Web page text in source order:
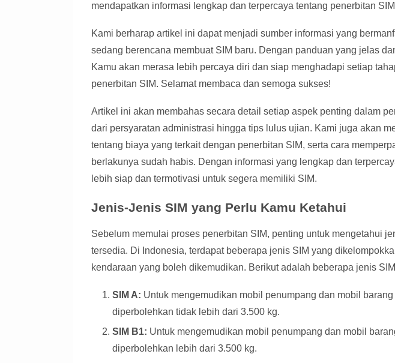
mendapatkan informasi lengkap dan terpercaya tentang penerbitan
Kami berharap artikel ini dapat menjadi sumber informasi yang
sedang berencana membuat SIM baru. Dengan panduan yang jelas
Kamu akan merasa lebih percaya diri dan siap menghadapi setiap
penerbitan SIM. Selamat membaca dan semoga sukses!
Artikel ini akan membahas secara detail setiap aspek penting dalam
dari persyaratan administrasi hingga tips lulus ujian. Kami juga akan
tentang biaya yang terkait dengan penerbitan SIM, serta cara
berlakunya sudah habis. Dengan informasi yang lengkap dan
lebih siap dan termotivasi untuk segera memiliki SIM.
Jenis-Jenis SIM yang Perlu Kamu Ketahui
Sebelum memulai proses penerbitan SIM, penting untuk mengetahui
tersedia. Di Indonesia, terdapat beberapa jenis SIM yang
kendaraan yang boleh dikemudikan. Berikut adalah beberapa jenis
SIM A: Untuk mengemudikan mobil penumpang dan mobil
diperbolehkan tidak lebih dari 3.500 kg.
SIM B1: Untuk mengemudikan mobil penumpang dan mobil
diperbolehkan lebih dari 3.500 kg.